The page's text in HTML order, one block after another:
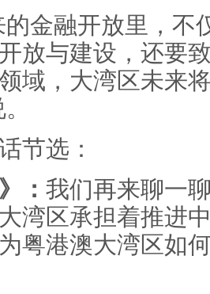
的金融开放里，不
放与建设，还要
域，大湾区未来
节选：
： 我们再来聊一
湾区承担着推进
粤港澳大湾区如